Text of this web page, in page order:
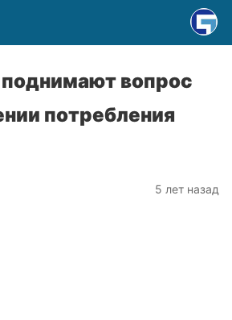
вопрос
потребления
5 лет назад